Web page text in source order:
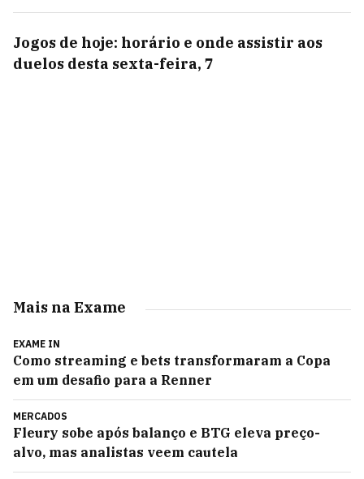
Jogos de hoje: horário e onde assistir aos
duelos desta sexta-feira, 7
Mais na Exame
EXAME IN
Como streaming e bets transformaram a Copa
em um desafio para a Renner
MERCADOS
Fleury sobe após balanço e BTG eleva preço-
alvo, mas analistas veem cautela